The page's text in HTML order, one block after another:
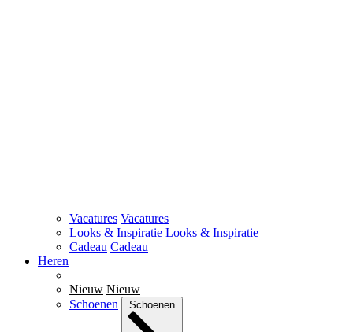
Vacatures Vacatures
Looks & Inspiratie Looks & Inspiratie
Cadeau Cadeau
Heren
Nieuw Nieuw
Schoenen
Schoenen